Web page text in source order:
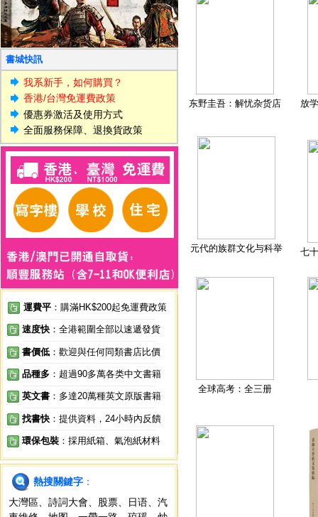
書城快訊
我系新手，如何購買？
香港/台灣免運費政策
優惠券激活及使用方式
全面服務保障、退換貨政策
運費平 ：購滿HK$200起免運費政策
速度快 ：全港範圍全部以速遞發貨
書價低 ：歡迎與任何同類書店比價
品種多 ：超過90多萬各类中文書籍
英文書 ：多達20萬種英文原版書籍
找書快 ：提供資料，24小時內反饋
環保包裝 ：採用紙箱、氣泡紙材料
熱搜關鍵字 ：
大灣區
詩詞大會 股票 日语
汽
东野圭吾：解忧杂货店 放
元代的族群文化与科举 七
全球高考：全三册